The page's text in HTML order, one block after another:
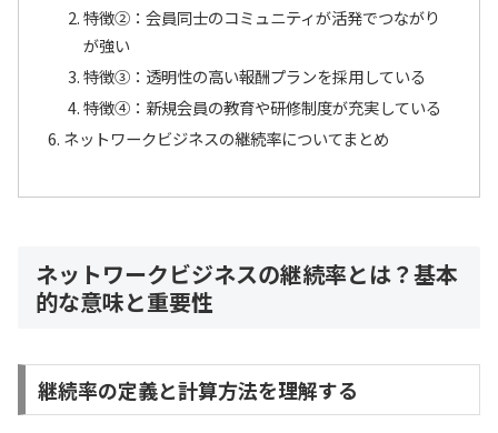
特徴②：会員同士のコミュニティが活発でつながり
が強い
特徴③：透明性の高い報酬プランを採用している
特徴④：新規会員の教育や研修制度が充実している
ネットワークビジネスの継続率についてまとめ
ネットワークビジネスの継続率とは？基本
的な意味と重要性
継続率の定義と計算方法を理解する